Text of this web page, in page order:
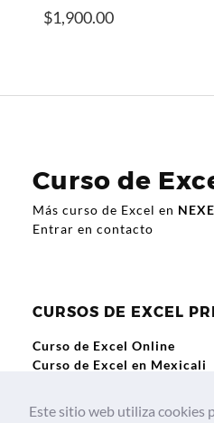
$1,900.00
Curso de
Más curso de Excel en
Entrar en contacto
CURSOS DE EXCEL
Curso de Excel Online
Curso de Excel en Mexicali
Este sitio web utiliza cookies